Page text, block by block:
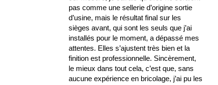
pas comme une sellerie d’origine sortie
d’usine, mais le résultat final sur les
sièges avant, qui sont les seuls que j’ai
installés pour le moment, a dépassé mes
attentes. Elles s’ajustent très bien et la
finition est professionnelle. Sincèrement,
le mieux dans tout cela, c’est que, sans
aucune expérience en bricolage, j’ai pu les